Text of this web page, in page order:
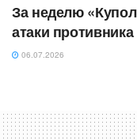
За неделю
атаки противника
06.07.2026